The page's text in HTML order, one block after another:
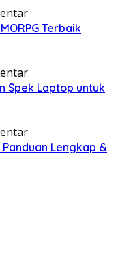
Terbaik
Spek Laptop untuk
Lengkap &